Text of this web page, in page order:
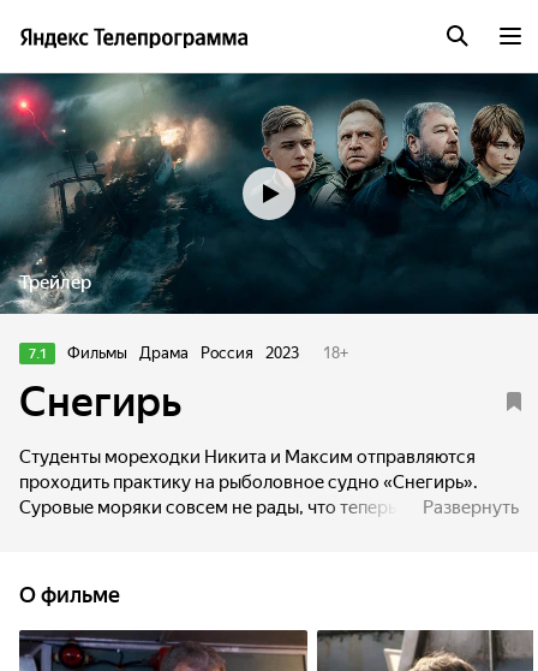
Трейлер
7.1 Фильмы Драма Россия 2023 18+
Снегирь
Студенты мореходки Никита и Максим отправляются
проходить практику на рыболовное судно «Снегирь».
Суровые моряки совсем не рады, что теперь им придётся
в холодные волны Баренцева моря. Пока новенькие
с переменным успехом притираются к команде и новым
условиям, улов оставляет желать лучшего, и капитан
решает ненадолго заплыть в территориальные воды
Развернуть
О фильме